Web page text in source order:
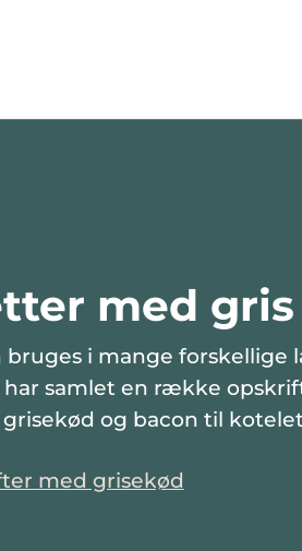
med gris
bruges i mange
samlet en række
og bacon til
med grisekød